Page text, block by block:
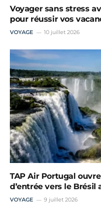
Voyager sans stress
pour réussir vos
VOYAGE 10 juillet 2026
TAP Air Portugal
d’entrée vers le Brésil
VOYAGE 9 juillet 2026